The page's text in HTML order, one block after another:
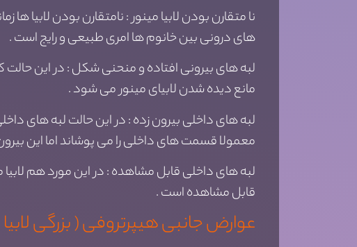
نا متقارن بودن لابیا مینور : نامتقارن بودن لابیا
های درونی بین خانوم ها امری طبیعی و رایج است .
لبه های بیرونی افتاده و منحنی شکل : در این حالت
مانع دیده شدن لابیای مینور می شود .
لبه های داخلی بیرون زده : در این حالت لبه های
معمولا قسمت های داخلی را می پوشاند اما این
لبه های داخلی قابل مشاهده : در این مورد هم
قابل مشاهده است .
عوارض جانبی هیپرتروفی ( بزرگی